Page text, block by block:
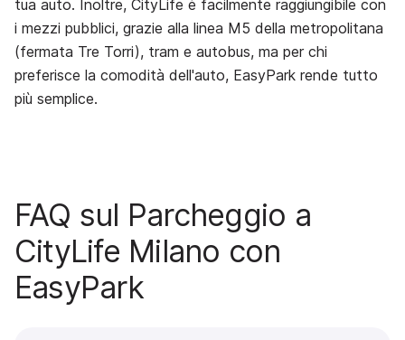
tua auto. Inoltre, CityLife è facilmente raggiungibile con
i mezzi pubblici, grazie alla linea M5 della metropolitana
(fermata Tre Torri), tram e autobus, ma per chi
preferisce la comodità dell'auto, EasyPark rende tutto
più semplice.
FAQ sul Parcheggio a
CityLife Milano con
EasyPark